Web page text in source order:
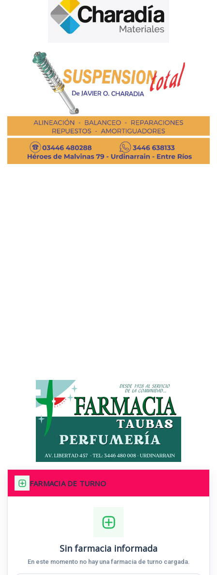
FARMACIA DE TURNO
Sin farmacia informada
En este momento no hay una farmacia de turno cargada.